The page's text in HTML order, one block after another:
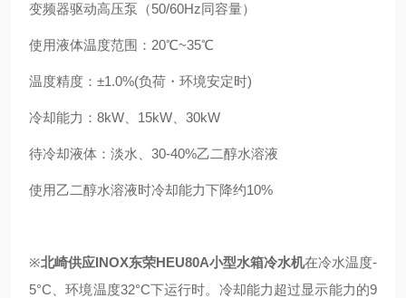
变频器驱动高压泵（50/60Hz同容量）
使用液体温度范围：20℃~35℃
温度精度：±1.0%(负荷・环境安定时)
冷却能力：8kW、15kW、30kW
待冷却液体：淡水、30-40%乙二醇水溶液
使用乙二醇水溶液时冷却能力下降约10%
※北崎供应INOX东荣HEU80A小型水箱冷水机在冷水温度-
5°C、环境温度32°C下运行时。冷却能力超过显示能力的9